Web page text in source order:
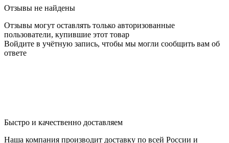
Отзывы не найдены
Отзывы могут оставлять только авторизованные
пользователи, купившие этот товар
Войдите в учётную запись, чтобы мы могли сообщить вам об
ответе
Быстро и качественно доставляем
Наша компания производит доставку по всей России и